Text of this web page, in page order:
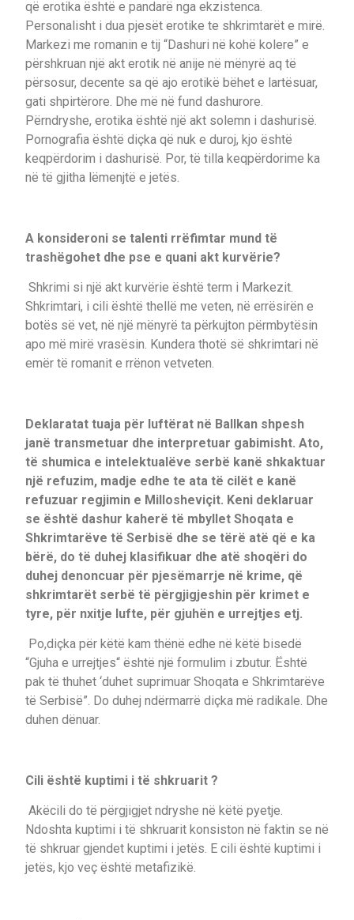
që erotika është e pandarë nga ekzistenca.
Personalisht i dua pjesët erotike te shkrimtarët e mirë.
Markezi me romanin e tij “Dashuri në kohë kolere” e
përshkruan një akt erotik në anije në mënyrë aq të
përsosur, decente sa që ajo erotikë bëhet e lartësuar,
gati shpirtërore. Dhe më në fund dashurore.
Përndryshe, erotika është një akt solemn i dashurisë.
Pornografia është diçka që nuk e duroj, kjo është
keqpërdorim i dashurisë. Por, të tilla keqpërdorime ka
në të gjitha lëmenjtë e jetës.
A konsideroni se talenti rrëfimtar mund të
trashëgohet dhe pse e quani akt kurvërie?
Shkrimi si një akt kurvërie është term i Markezit.
Shkrimtari, i cili është thellë me veten, në errësirën e
botës së vet, në një mënyrë ta përkujton përmbytësin
apo më mirë vrasësin. Kundera thotë së shkrimtari në
emër të romanit e rrënon vetveten.
Deklaratat tuaja për luftërat në Ballkan shpesh
janë transmetuar dhe interpretuar gabimisht. Ato,
të shumica e intelektualëve serbë kanë shkaktuar
një refuzim, madje edhe te ata të cilët e kanë
refuzuar regjimin e Millosheviçit. Keni deklaruar
se është dashur kaherë të mbyllet Shoqata e
Shkrimtarëve të Serbisë dhe se tërë atë që e ka
bërë, do të duhej klasifikuar dhe atë shoqëri do
duhej denoncuar për pjesëmarrje në krime, që
shkrimtarët serbë të përgjigjeshin për krimet e
tyre, për nxitje lufte, për gjuhën e urrejtjes etj.
Po,diçka për këtë kam thënë edhe në këtë bisedë
“Gjuha e urrejtjes“ është një formulim i zbutur. Është
pak të thuhet ‘duhet suprimuar Shoqata e Shkrimtarëve
të Serbisë”. Do duhej ndërmarrë diçka më radikale. Dhe
duhen dënuar.
Cili është kuptimi i të shkruarit ?
Akëcili do të përgjigjet ndryshe në këtë pyetje.
Ndoshta kuptimi i të shkruarit konsiston në faktin se në
të shkruar gjendet kuptimi i jetës. E cili është kuptimi i
jetës, kjo veç është metafizikë.